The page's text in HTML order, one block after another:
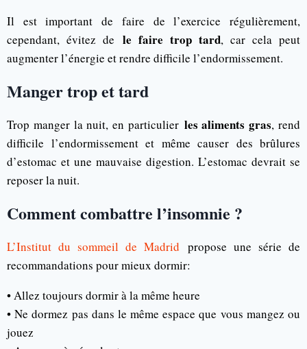
Il est important de faire de l’exercice régulièrement,
cependant, évitez de le faire trop tard, car cela peut
augmenter l’énergie et rendre difficile l’endormissement.
Manger trop et tard
Trop manger la nuit, en particulier les aliments gras, rend
difficile l’endormissement et même causer des brûlures
d’estomac et une mauvaise digestion. L’estomac devrait se
reposer la nuit.
Comment combattre l’insomnie ?
L’Institut du sommeil de Madrid propose une série de
recommandations pour mieux dormir:
• Allez toujours dormir à la même heure
• Ne dormez pas dans le même espace que vous mangez ou
jouez